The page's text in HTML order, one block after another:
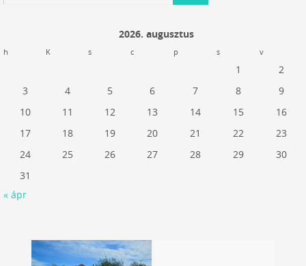
2026. augusztus
h K s c p s v
1
2
3
4 5 6 7 8
9
10
11 12 13 14 15
16
17
18 19 20 21 22
23
24
25 26 27 28 29
30
31
« ápr